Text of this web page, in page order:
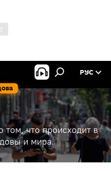
РУС
том, что происходит в
и мира.